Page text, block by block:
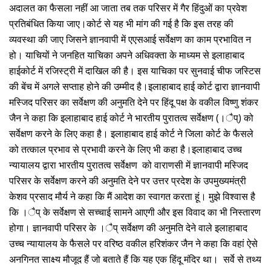
अदालत का फैसला नहीं आ जाता तब तक परिसर में गैर हिंदुओं का प्रवेश
प्रतिबंधित किया जाए।कोर्ट से यह भी मांग की गई है कि इस तरह की
व्यवस्था की जाए जिसने ज्ञानवापी में एएसआई सर्वेक्षण का काम प्रभावित न
हो। याचियों ने जनहित याचिका अपने अधिवक्ता के माध्यम से इलाहाबाद
हाईकोर्ट में रजिस्ट्री में दाखिल की है। इस याचिका पर सुनवाई चीफ जस्टिस
की बेंच में अगले सप्ताह होने की उम्मीद है।इलाहाबाद हाई कोर्ट द्वारा ज्ञानवापी
मस्जिद परिसर का सर्वेक्षण की अनुमति देने पर हिंदू पक्ष के वकील विष्णु शंकर
जैन ने कहा कि इलाहाबाद हाई कोर्ट ने भारतीय पुरातत्व सर्वेक्षण (।ैप्) को
सर्वेक्षण करने के लिए कहा है। इलाहाबाद हाई कोर्ट ने जिला कोर्ट के फैसले
को तत्काल प्रभाव से प्रभावी करने के लिए भी कहा है।इलाहाबाद उच्च
न्यायालय द्वारा भारतीय पुरातत्व सर्वेक्षण को वाराणसी में ज्ञानवापी मस्जिद
परिसर के सर्वेक्षण करने की अनुमति देने पर उत्तर प्रदेश के उपमुख्यमंत्री
केशव प्रसाद मौर्य ने कहा कि मैं आदेश का स्वागत करता हूं। मुझे विश्वास है
कि ।ैप् के सर्वेक्षण से सच्चाई सामने आएगी और इस विवाद का भी निस्तारण
होगा। ज्ञानवापी परिसर के ।ैप् सर्वेक्षण की अनुमति देने वाले इलाहाबाद
उच्च न्यायालय के फैसले पर वरिष्ठ वकील हरिशंकर जैन ने कहा कि वहां ऐसे
अनगिनत साक्ष्य मौजूद हैं जो बताते हैं कि यह एक हिंदू मंदिर था। सर्वे से तथ्य